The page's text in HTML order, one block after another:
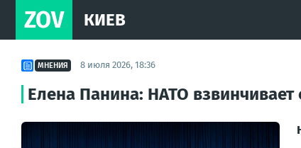
ZOV КИЕВ
МНЕНИЯ 8 июля 2026, 18:36
Елена Панина: НАТО